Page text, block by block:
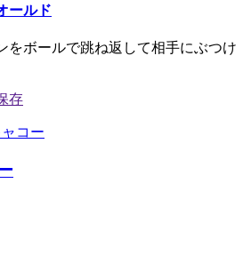
ールド
をボールで跳ね返して相手にぶつけ